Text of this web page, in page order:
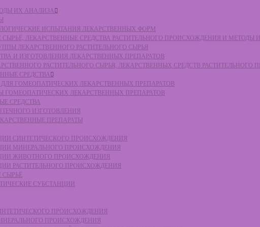
ИХ АНАЛИЗА
ИСПЫТАНИЯ ЛЕКАРСТВЕННЫХ ФОРМ
СЫРЬЁ, ЛЕКАРСТВЕННЫЕ СРЕДСТВА РАСТИТЕЛЬНОГО ПРОИСХОЖДЕНИЯ И МЕТОДЫ
ЛЕКАРСТВЕННОГО РАСТИТЕЛЬНОГО СЫРЬЯ
И ИЗГОТОВЛЕНИЯ ЛЕКАРСТВЕННЫХ ПРЕПАРАТОВ
РАСТИТЕЛЬНОГО СЫРЬЯ, ЛЕКАРСТВЕННЫХ СРЕДСТВ РАСТИТЕЛЬНОГО
СРЕДСТВА
ДЛЯ ГОМЕОПАТИЧЕСКИХ ЛЕКАРСТВЕННЫХ ПРЕПАРАТОВ
ГОМЕОПАТИЧЕСКИХ ЛЕКАРСТВЕННЫХ ПРЕПАРАТОВ
СРЕДСТВА
ИЗГОТОВЛЕНИЯ
ПРЕПАРАТЫ
СИНТЕТИЧЕСКОГО ПРОИСХОЖДЕНИЯ
МИНЕРАЛЬНОГО ПРОИСХОЖДЕНИЯ
ЖИВОТНОГО ПРОИСХОЖДЕНИЯ
РАСТИТЕЛЬНОГО ПРОИСХОЖДЕНИЯ
СЫРЬЁ
СУБСТАНЦИИ
ПРОИСХОЖДЕНИЯ
ПРОИСХОЖДЕНИЯ